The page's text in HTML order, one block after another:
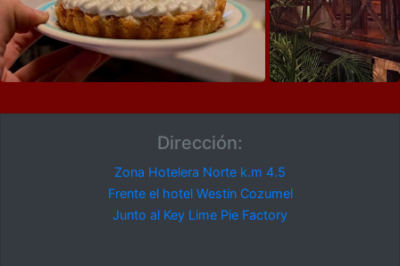
Dirección:
Zona Hotelera Norte k.m 4.5
Frente el hotel Westin Cozumel
Junto al Key Lime Pie Factory